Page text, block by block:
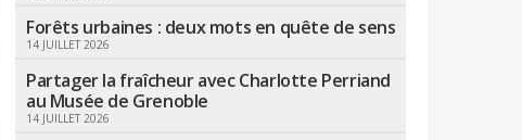
Forêts urbaines : deux mots en quête de sens
14 JUILLET 2026
Partager la fraîcheur avec Charlotte Perriand
au Musée de Grenoble
14 JUILLET 2026